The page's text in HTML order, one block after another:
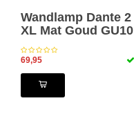
Wandlamp Dante 2
XL Mat Goud GU10
69,95